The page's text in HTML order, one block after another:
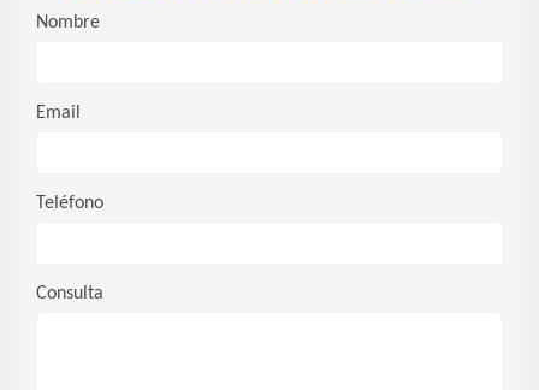
Nombre
Email
Teléfono
Consulta